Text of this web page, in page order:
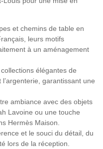
et chemins de table en
, leurs motifs
à un aménagement
élégantes de
garantissant une
ambiance avec des objets
Lavoine ou une touche
Hermès Maison
et le souci du détail, du
lors de la réception.